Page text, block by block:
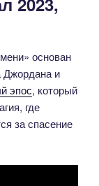
основан
Джордана и
эпос, который
где
за спасение